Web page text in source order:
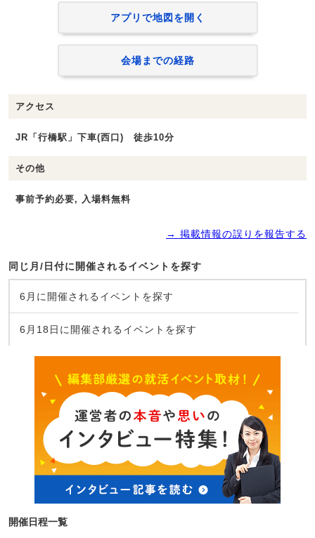
アプリで地図を開く
会場までの経路
アクセス
JR「行橋駅」下車(西口) 徒歩10分
その他
事前予約必要, 入場料無料
→ 掲載情報の誤りを報告する
同じ月/日付に開催されるイベントを探す
6月に開催されるイベントを探す
6月18日に開催されるイベントを探す
開催日程一覧